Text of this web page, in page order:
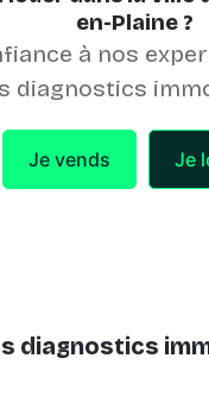
en-Plaine ?
à nos
diagnostics
Je vends Je
diagnostics